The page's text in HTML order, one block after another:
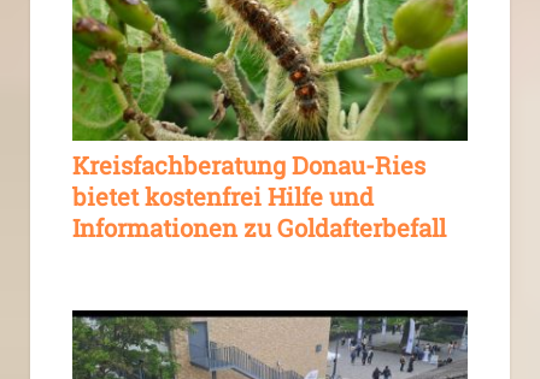
Kreisfachberatung Donau-Ries
bietet kostenfrei Hilfe und
Informationen zu Goldafterbefall